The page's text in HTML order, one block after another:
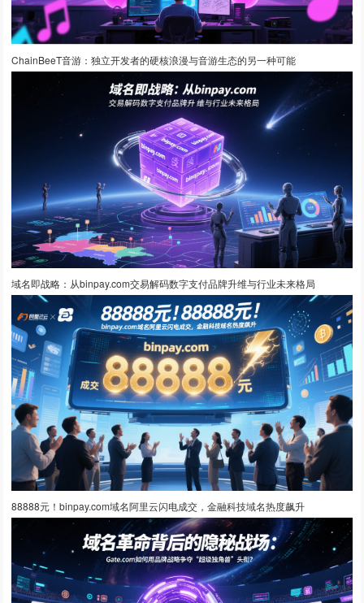
ChainBeeT音游：独立开发者的硬核浪漫与音游生态的另一种可能
域名即战略：从binpay.com交易解码数字支付品牌升维与行业未来格局
88888元！binpay.com域名阿里云闪电成交，金融科技域名热度飙升